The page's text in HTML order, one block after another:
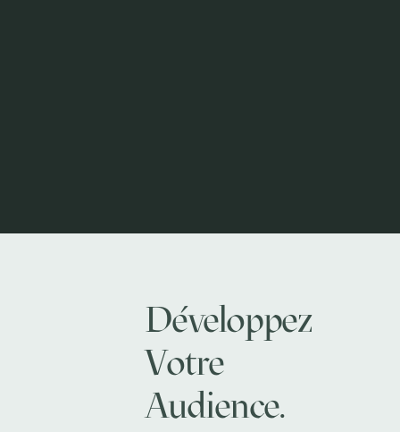
Développez
Votre
Audience.